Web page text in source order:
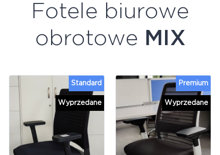
Fotele biurowe
obrotowe MIX
Wyprzedane
Standard
Wyprzedane
Premium